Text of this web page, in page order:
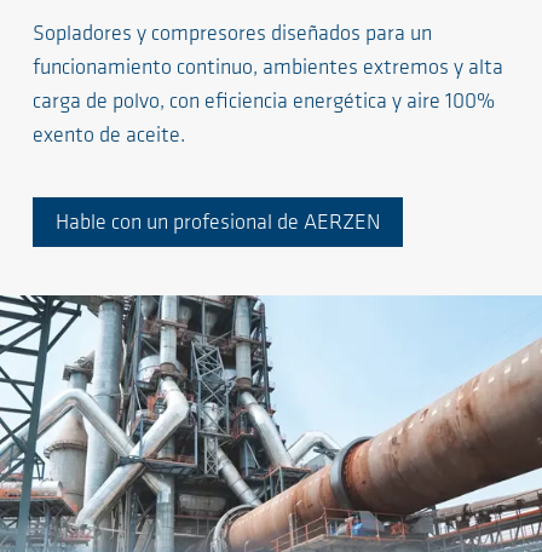
Sopladores y compresores diseñados para un
funcionamiento continuo, ambientes extremos y alta
carga de polvo, con eficiencia energética y aire 100%
exento de aceite.
Hable con un profesional de AERZEN